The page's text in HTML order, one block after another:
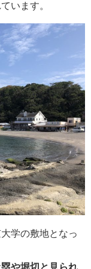
います。
学の敷地となっ
塁や堀切と見られ